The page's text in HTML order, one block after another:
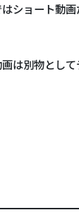
ショート動
は別物とし